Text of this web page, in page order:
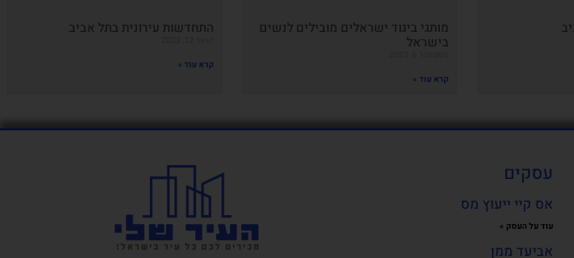
מותגי ביגוד ישראלים מובילים לנשים
בישראל
קרא עוד »
התחדשות עירונית בתל אביב
קרא עוד »
עסקים
אס קיי ייעוץ מס
עוד על העסק »
אביעד ממן